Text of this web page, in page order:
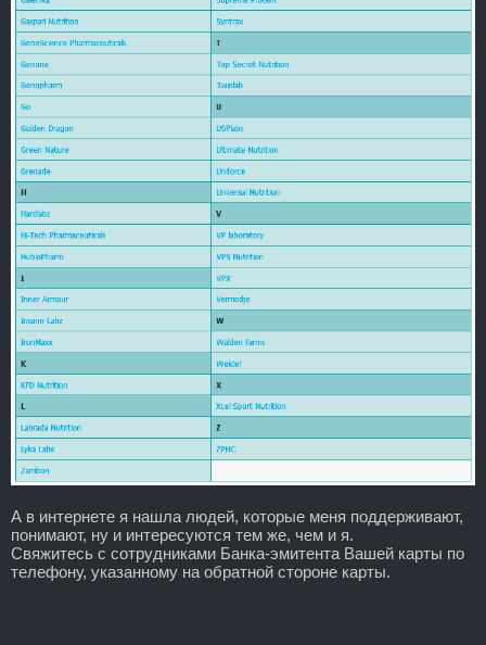
А в интернете я нашла людей, которые меня поддерживают,
понимают, ну и интересуются тем же, чем и я.
Свяжитесь с сотрудниками Банка-эмитента Вашей карты по
телефону, указанному на обратной стороне карты.